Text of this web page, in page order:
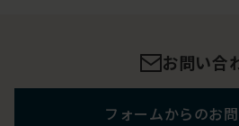
お問い合
フォームからのお